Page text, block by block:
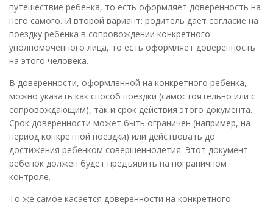
путешествие ребенка, то есть оформляет доверенность на
него самого. И второй вариант: родитель дает согласие на
поездку ребенка в сопровождении конкретного
уполномоченного лица, то есть оформляет доверенность
на этого человека.
В доверенности, оформленной на конкретного ребенка,
можно указать как способ поездки (самостоятельно или с
сопровождающим), так и срок действия этого документа.
Срок доверенности может быть ограничен (например, на
период конкретной поездки) или действовать до
достижения ребенком совершеннолетия. Этот документ
ребенок должен будет предъявить на пограничном
контроле.
То же самое касается доверенности на конкретного